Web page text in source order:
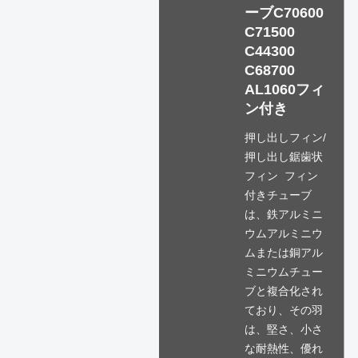
ーブC70600
C71500
C44300
C68700
AL1060フィ
ン付き
押し出しフィン/
押し出し鋸歯状
フィン フィン
付きチューブ
は、鉄アルミニ
ウムアルミニウ
ムまたは銅アル
ミニウムチュー
ブと複合化され
ており、その羽
は、堅さ、小さ
な耐熱性、優れ